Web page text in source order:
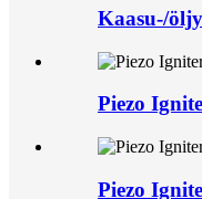
Kaasu-/
Piezo
Piezo